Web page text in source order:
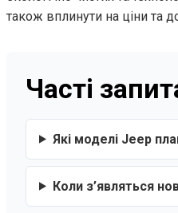
також вплинути на ціни та
Часті
Які моделі Jeep
Коли з’являться